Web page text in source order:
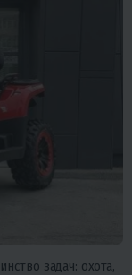
задач: охота,